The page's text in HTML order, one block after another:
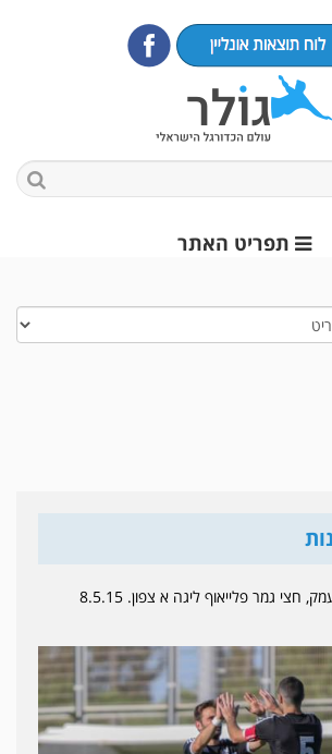
תפריט האתר
חצי גמר פלייאוף ליגה א צפון. 8.5.15